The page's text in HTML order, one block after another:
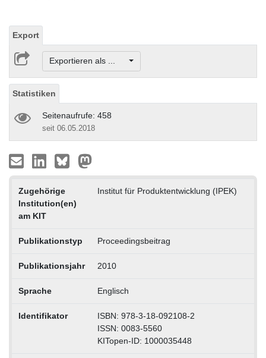
Export
Exportieren als ...
Statistiken
Seitenaufrufe: 458
seit 06.05.2018
Zugehörige
Institution(en)
am KIT
Institut für Produktentwicklung (IPEK)
Publikationstyp Proceedingsbeitrag
Publikationsjahr 2010
Sprache Englisch
Identifikator
ISBN: 978-3-18-092108-2
ISSN: 0083-5560
KITopen-ID: 1000035448